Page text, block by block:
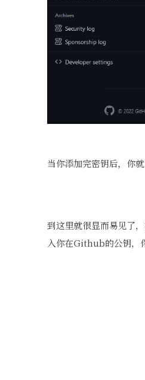
当你添加完密钥后，你
到这里就很显而易见
入你在Github的公钥，